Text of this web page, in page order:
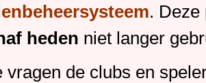
. Deze
heden niet langer
vragen de clubs en